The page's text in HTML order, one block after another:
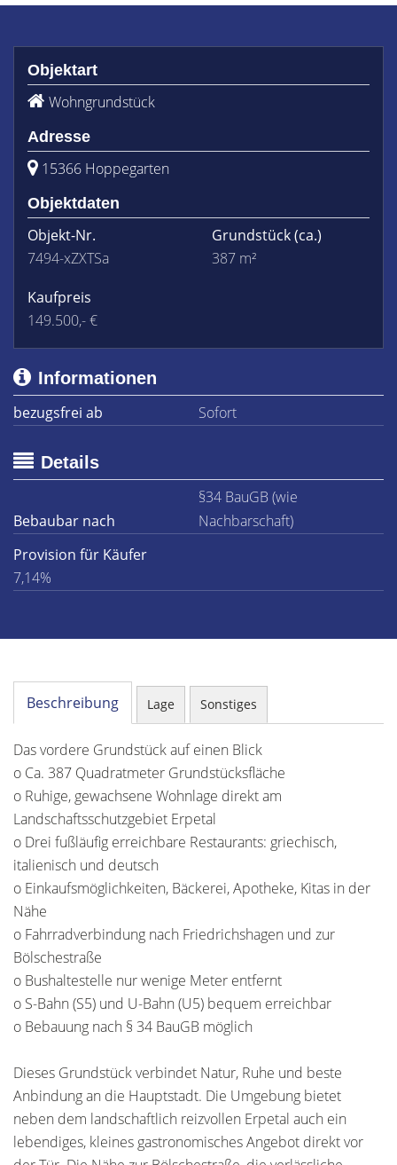
Objektart
Wohngrundstück
Adresse
15366 Hoppegarten
Objektdaten
Objekt-Nr.
7494-xZXTSa
Grundstück(ca.)
387 m²
Kaufpreis
149.500,- €
Informationen
bezugsfrei ab
Sofort
Details
Bebaubar nach
§34 BauGB (wie
Nachbarschaft)
Provision für Käufer
7,14%
Beschreibung Lage Sonstiges
Das vordere Grundstück auf einen Blick
o Ca. 387 Quadratmeter Grundstücksfläche
o Ruhige, gewachsene Wohnlage direkt am
Landschaftsschutzgebiet Erpetal
o Drei fußläufig erreichbare Restaurants: griechisch,
italienisch und deutsch
o Einkaufsmöglichkeiten, Bäckerei, Apotheke, Kitas in der
Nähe
o Fahrradverbindung nach Friedrichshagen und zur
Bölschestraße
o Bushaltestelle nur wenige Meter entfernt
o S-Bahn (S5) und U-Bahn (U5) bequem erreichbar
o Bebauung nach § 34 BauGB möglich
Dieses Grundstück verbindet Natur, Ruhe und beste
Anbindung an die Hauptstadt. Die Umgebung bietet
neben dem landschaftlich reizvollen Erpetal auch ein
lebendiges, kleines gastronomisches Angebot direkt vor